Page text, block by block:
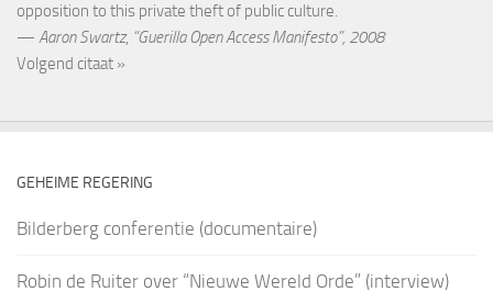
opposition to this private theft of public culture.
— Aaron Swartz, “Guerilla Open Access Manifesto”, 2008
Volgend citaat »
GEHEIME REGERING
Bilderberg conferentie (documentaire)
Robin de Ruiter over “Nieuwe Wereld Orde” (interview)